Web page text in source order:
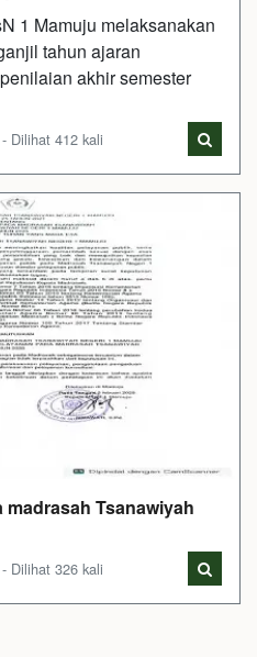
1 Mamuju melaksanakan
tahun ajaran
akhir semester
Dilihat 412 kali
Tsanawiyah
Dilihat 326 kali